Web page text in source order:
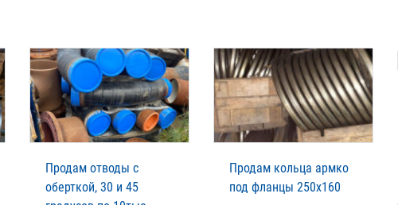
Продам отводы с
оберткой, 30 и 45
Продам кольца армко
под фланцы 250х160